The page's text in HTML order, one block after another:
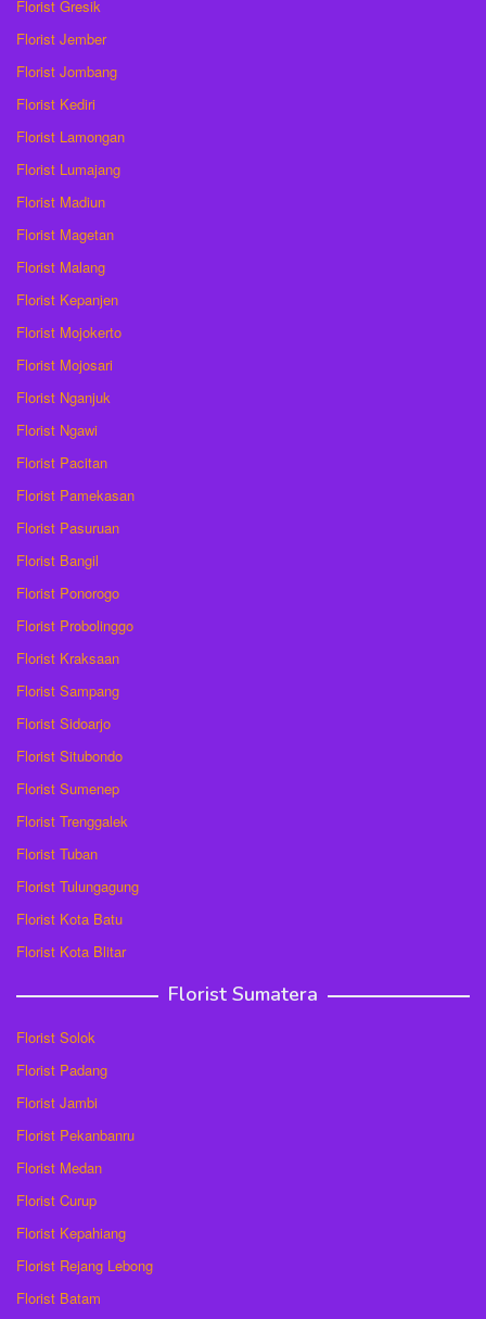
Florist Gresik
Florist Jember
Florist Jombang
Florist Kediri
Florist Lamongan
Florist Lumajang
Florist Madiun
Florist Magetan
Florist Malang
Florist Kepanjen
Florist Mojokerto
Florist Mojosari
Florist Nganjuk
Florist Ngawi
Florist Pacitan
Florist Pamekasan
Florist Pasuruan
Florist Bangil
Florist Ponorogo
Florist Probolinggo
Florist Kraksaan
Florist Sampang
Florist Sidoarjo
Florist Situbondo
Florist Sumenep
Florist Trenggalek
Florist Tuban
Florist Tulungagung
Florist Kota Batu
Florist Kota Blitar
Florist Sumatera
Florist Solok
Florist Padang
Florist Jambi
Florist Pekanbanru
Florist Medan
Florist Curup
Florist Kepahiang
Florist Rejang Lebong
Florist Batam